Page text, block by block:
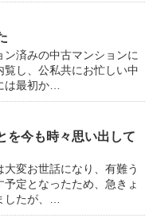
済みの中古マンションに
し、公私共にお忙しい中
は最初か…
を今も時々思い出して
変お世話になり、有難う
定となったため、急きょ
したが、…